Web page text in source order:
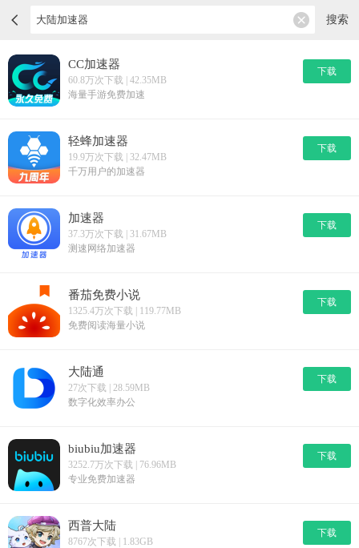
搜索
CC加速器
60.8万次下载 | 42.35MB
海量手游免费加速
下载
轻蜂加速器
19.9万次下载 | 32.47MB
千万用户的加速器
下载
加速器
37.3万次下载 | 31.67MB
测速网络加速器
下载
番茄免费小说
1325.4万次下载 | 119.77MB
免费阅读海量小说
下载
大陆通
27次下载 | 28.59MB
数字化效率办公
下载
biubiu加速器
3252.7万次下载 | 76.96MB
专业免费加速器
下载
西普大陆
8767次下载 | 1.83GB
下载